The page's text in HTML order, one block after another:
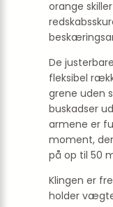
orange
De
fleksibel
grene uden
buskadser
armene er
moment,
på op til 50
Klingen er
holder